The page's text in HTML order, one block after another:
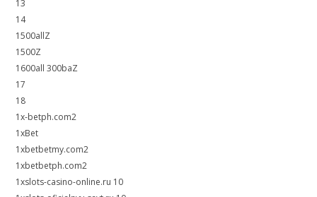
13
14
1500allZ
1500Z
1600all 300baZ
17
18
1x-betph.com2
1xBet
1xbetbetmy.com2
1xbetbetph.com2
1xslots-casino-online.ru 10